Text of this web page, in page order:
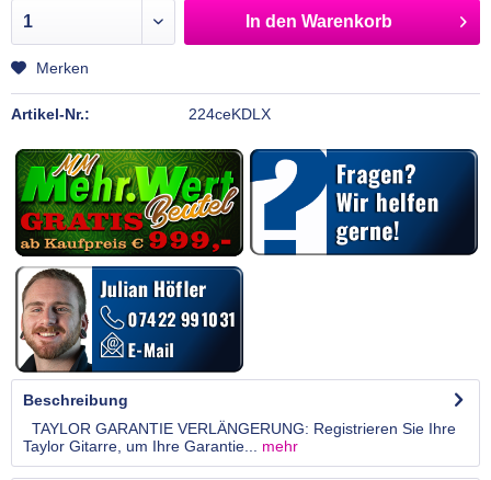
In den Warenkorb
Merken
Artikel-Nr.: 224ceKDLX
Beschreibung
TAYLOR GARANTIE VERLÄNGERUNG: Registrieren Sie Ihre
Taylor Gitarre, um Ihre Garantie... mehr